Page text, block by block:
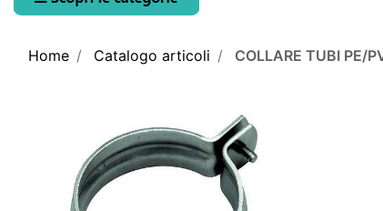
Home Catalogo articoli COLLARE TUBI PE/